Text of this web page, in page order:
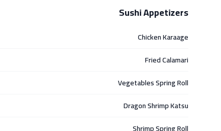
Sushi Appetizers
Chicken Karaage
Fried Calamari
Vegetables Spring Roll
Dragon Shrimp Katsu